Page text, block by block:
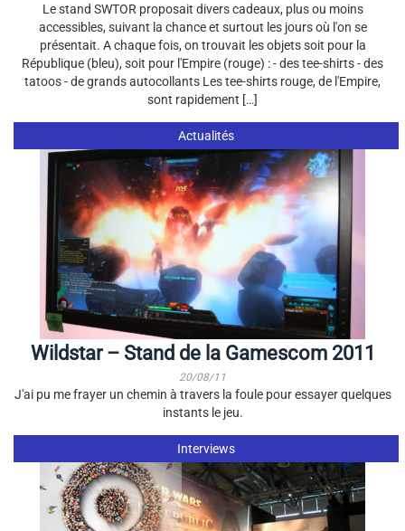
Le stand SWTOR proposait divers cadeaux, plus ou moins
accessibles, suivant la chance et surtout les jours où l'on se
présentait. A chaque fois, on trouvait les objets soit pour la
République (bleu), soit pour l'Empire (rouge) : - des tee-shirts - des
tatoos - de grands autocollants Les tee-shirts rouge, de l'Empire,
sont rapidement […]
Actualités
Wildstar – Stand de la Gamescom 2011
20/08/11
J'ai pu me frayer un chemin à travers la foule pour essayer quelques
instants le jeu.
Interviews